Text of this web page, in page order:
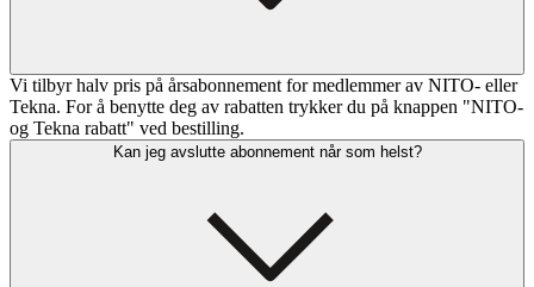
Vi tilbyr halv pris på årsabonnement for medlemmer av NITO- eller
Tekna. For å benytte deg av rabatten trykker du på knappen "NITO-
og Tekna rabatt" ved bestilling.
Kan jeg avslutte abonnement når som helst?